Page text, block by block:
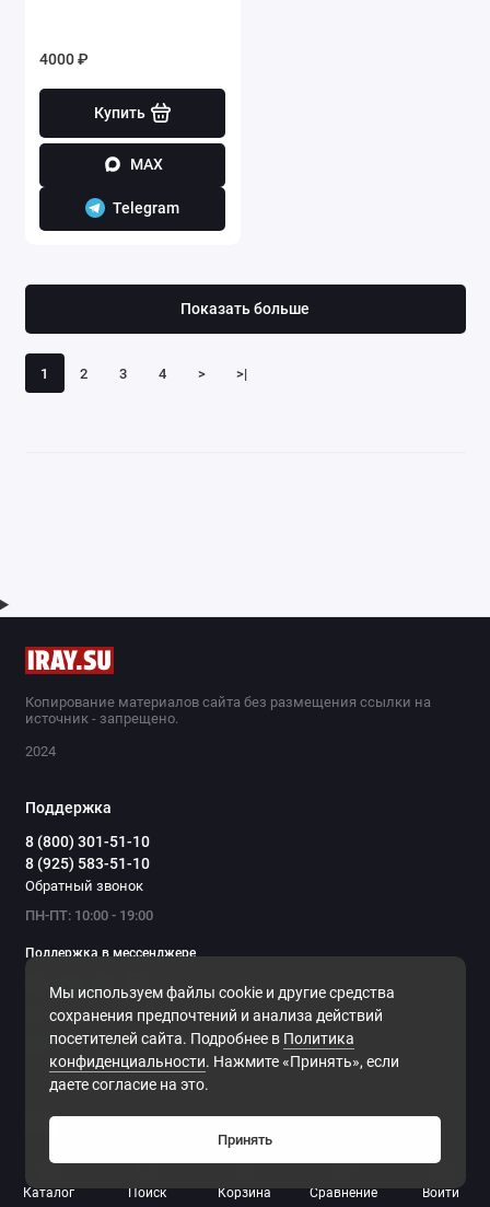
Каталог Поиск Корзина
0
Сравнение
Войти
4000 ₽
Купить
MAX
Telegram
1 2 3 4 > >|
Показать больше
Мы используем файлы cookie и другие средства
сохранения предпочтений и анализа действий
посетителей сайта. Подробнее в Политика
конфиденциальности. Нажмите «Принять», если
даете согласие на это.
Принять
Копирование материалов сайта без размещения ссылки на
источник - запрещено.
2024
Поддержка
8 (800) 301-51-10
8 (925) 583-51-10
Обратный звонок
ПН-ПТ: 10:00 - 19:00
Поддержка в мессенджере
Мы в сети